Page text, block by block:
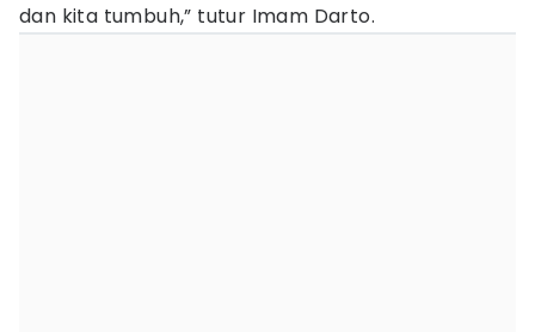
dan kita tumbuh,” tutur Imam Darto.